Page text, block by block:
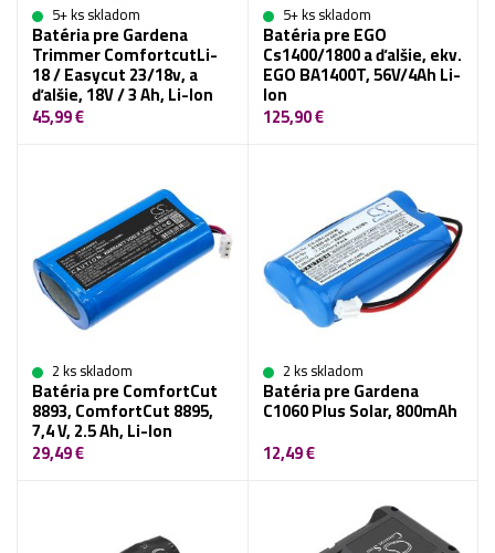
5+ ks skladom
Batéria pre Gardena
Trimmer ComfortcutLi-
18 / Easycut 23/18v, a
ďalšie, 18V / 3 Ah, Li-Ion
45,99 €
5+ ks skladom
Batéria pre EGO
Cs1400/1800 a ďalšie, ekv.
EGO BA1400T, 56V/4Ah Li-
Ion
125,90 €
2 ks skladom
Batéria pre ComfortCut
8893, ComfortCut 8895,
7,4 V, 2.5 Ah, Li-Ion
29,49 €
2 ks skladom
Batéria pre Gardena
C1060 Plus Solar, 800mAh
12,49 €